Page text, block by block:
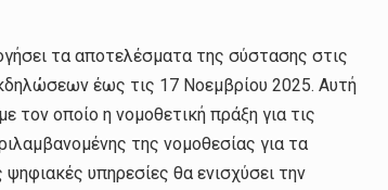
τα αποτελέσματα της σύστασης στις
έως τις 17 Νοεμβρίου 2025. Αυτή
τον οποίο η νομοθετική πράξη για τις
της νομοθεσίας για τα
υπηρεσίες θα ενισχύσει την